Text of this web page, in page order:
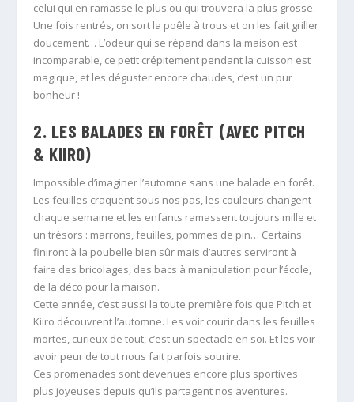
celui qui en ramasse le plus ou qui trouvera la plus grosse.
Une fois rentrés, on sort la poêle à trous et on les fait griller
doucement… L’odeur qui se répand dans la maison est
incomparable, ce petit crépitement pendant la cuisson est
magique, et les déguster encore chaudes, c’est un pur
bonheur !
2. LES BALADES EN FORÊT (AVEC PITCH
& KIIRO)
Impossible d’imaginer l’automne sans une balade en forêt.
Les feuilles craquent sous nos pas, les couleurs changent
chaque semaine et les enfants ramassent toujours mille et
un trésors : marrons, feuilles, pommes de pin… Certains
finiront à la poubelle bien sûr mais d’autres serviront à
faire des bricolages, des bacs à manipulation pour l’école,
de la déco pour la maison.
Cette année, c’est aussi la toute première fois que Pitch et
Kiiro découvrent l’automne. Les voir courir dans les feuilles
mortes, curieux de tout, c’est un spectacle en soi. Et les voir
avoir peur de tout nous fait parfois sourire.
Ces promenades sont devenues encoreplus sportives
plus joyeuses depuis qu’ils partagent nos aventures.